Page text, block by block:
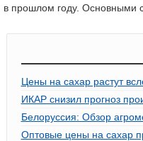
в прошлом году. Основными
Цены на сахар растут
ИКАР снизил прогноз
Белоруссия: Обзор
Оптовые цены на сахар